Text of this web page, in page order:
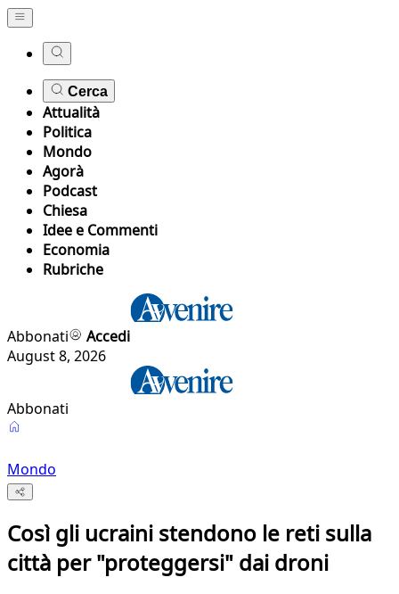
Cerca
Attualità
Politica
Mondo
Agorà
Podcast
Chiesa
Idee e Commenti
Economia
Rubriche
Abbonati
Accedi
August 8, 2026
Abbonati
Mondo
Così gli ucraini stendono le reti sulla
città per "proteggersi" dai droni